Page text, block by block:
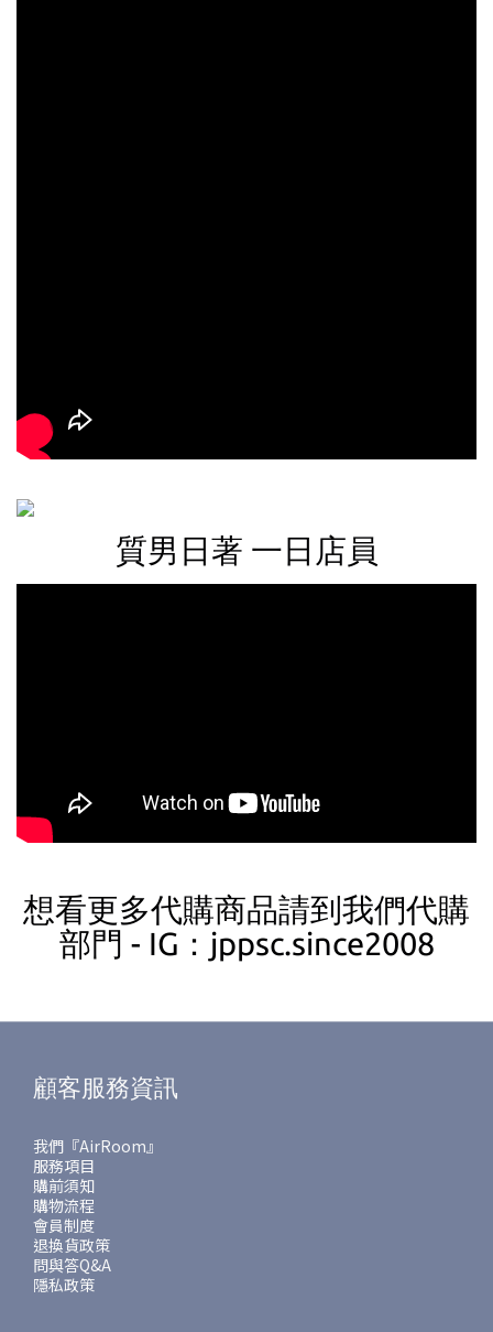
質男日著 一日店員
想看更多代購商品請到我們代購
部門 - IG：jppsc.since2008
顧客服務資訊
我們『AirRoom』
服務項目
購前須知
購物流程
會員制度
退換貨政策
問與答Q&A
隱私政策